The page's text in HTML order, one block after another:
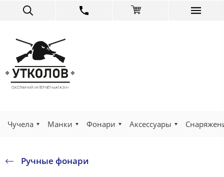
Чучела Манки Фонари Аксессуары
Ручные фонари